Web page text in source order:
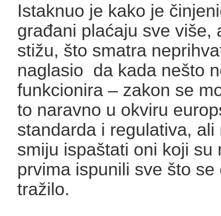
Istaknuo je kako je
građani plaćaju sve više,
stižu, što smatra
naglasio da kada nešto
funkcionira – zakon se
to naravno u okviru
standarda i regulativa, ali
smiju ispaštati oni koji su
prvima ispunili sve što se
tražilo.